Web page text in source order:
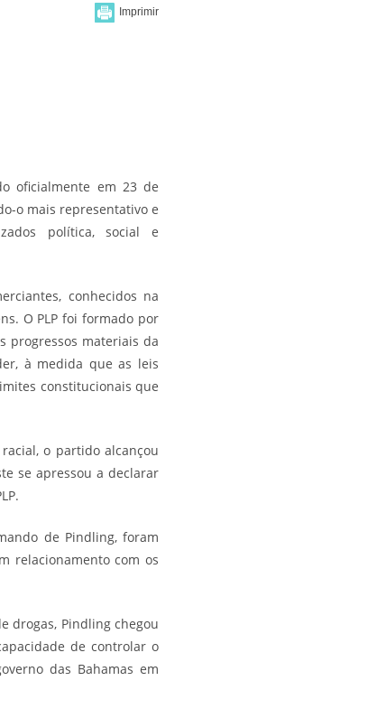
oficialmente em 23 de
o mais representativo e
política, social e
conhecidos na
O PLP foi formado por
progressos materiais da
à medida que as leis
constitucionais que
o partido alcançou
se apressou a declarar
de Pindling, foram
relacionamento com os
drogas, Pindling chegou
de controlar o
das Bahamas em